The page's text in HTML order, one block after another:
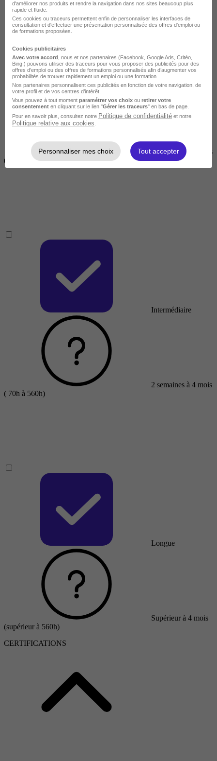
Courte
2 jours à 2 semaines
(14h à 70h)
Intermédiaire
2 semaines à 4 mois
( 70h à 560h)
Longue
Supérieur à 4 mois
(supérieur à 560h)
CERTIFICATIONS
d'améliorer nos produits et rendre la navigation dans nos sites beaucoup plus
rapide et fluide.
Ces cookies ou traceurs permettent enfin de personnaliser les interfaces de
consultation et d'effectuer une présentation personnalisée des offres d'emploi ou
de formations proposées.
Cookies publicitaires
Avec votre accord , nous et nos partenaires (Facebook, Google Ads , Critéo,
Bing,) pouvons utiliser des traceurs pour vous proposer des publicités pour des
offres d’emploi ou des offres de formations personnalisés afin d’augmenter vos
probabilités de trouver rapidement un emploi ou une formation.
Nos partenaires personnalisent ces publicités en fonction de votre navigation, de
votre profil et de vos centres d’intérêt.
Vous pouvez à tout moment paramétrer vos choix ou retirer votre
consentement en cliquant sur le lien "Gérer les traceurs" en bas de page.
Pour en savoir plus, consultez notre Politique de confidentialité et notre
Politique relative aux cookies
Personnaliser mes choix Tout accepter